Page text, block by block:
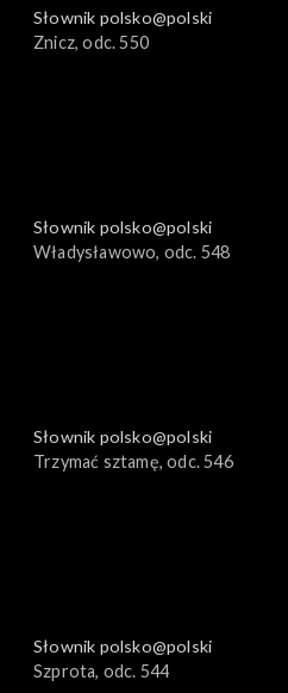
Słownik polsko@polski
Znicz, odc. 550
Słownik polsko@polski
Władysławowo, odc. 548
Słownik polsko@polski
Trzymać sztamę, odc. 546
Słownik polsko@polski
Szprota, odc. 544